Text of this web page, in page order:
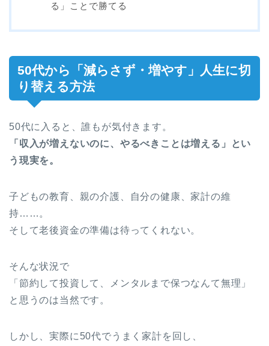
る」ことで勝てる
50代から「減らさず・増やす」人生に切
り替える方法
50代に入ると、誰もが気付きます。
「収入が増えないのに、やるべきことは増える」とい
う現実を。
子どもの教育、親の介護、自分の健康、家計の維
持……。
そして老後資金の準備は待ってくれない。
そんな状況で
「節約して投資して、メンタルまで保つなんて無理」
と思うのは当然です。
しかし、実際に50代でうまく家計を回し、